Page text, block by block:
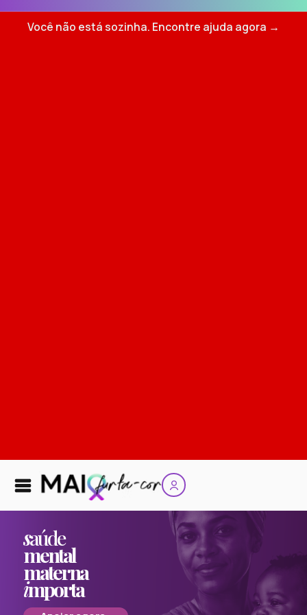
Você não está sozinha. Encontre ajuda agora →
saúde
mental
materna
importa